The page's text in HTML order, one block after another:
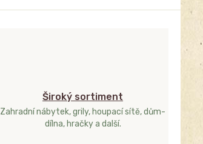
Široký sortiment
Zahradní nábytek, grily, houpací sítě, dům-
dílna, hračky a další.